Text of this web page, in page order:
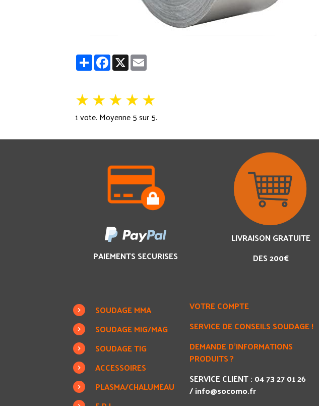
PartagerFacebook
X
★★★★★
1vote. Moyenne5sur 5.
PAIEMENTS SECURISES
LIVRAISON GRATUITE
DES 200€
SOUDAGE MMA
SOUDAGE MIG/MAG
SOUDAGE TIG
ACCESSOIRES
PLASMA/CHALUMEAU
VOTRE COMPTE
SERVICE DE CONSEILS SOUDAGE !
DEMANDE D'INFORMATIONS
PRODUITS ?
SERVICE CLIENT : 04 73 27 01 26
/info@socomo.fr